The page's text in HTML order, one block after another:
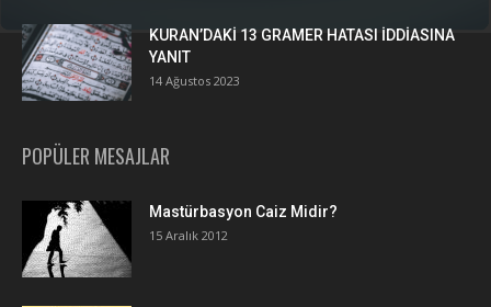
KURAN’DAKİ 13 GRAMER HATASI İDDİASINA
YANIT
14 Ağustos 2023
POPÜLER MESAJLAR
Mastürbasyon Caiz Midir?
15 Aralık 2012